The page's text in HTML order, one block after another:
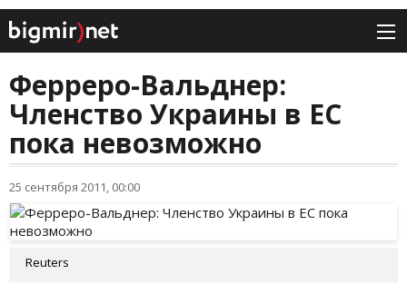
Ферреро-Вальднер:
Членство Украины в ЕС
пока невозможно
25 сентября 2011, 00:00
Reuters